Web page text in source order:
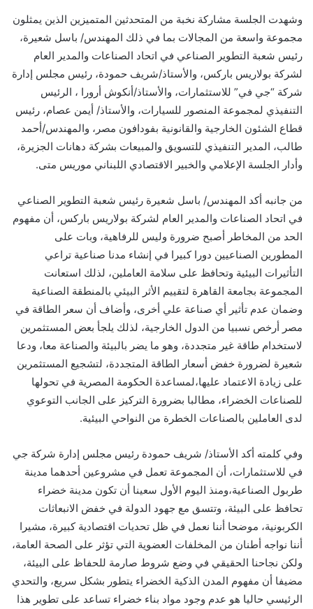
وشهدت الجلسة مشاركة نخبة من المتحدثين المتميزين الذين يمثلون
مجموعة واسعة من المجالات بما في ذلك المهندس/ باسل شعيرة،
رئيس شعبة التطوير الصناعي في اتحاد الصناعات والمدير العام
لشركة بولاريس باركس، والأستاذ/شريف حمودة، رئيس مجلس إدارة
شركة “جي في” للاستثمارات، والأستاذ/أنكوش أرورا ، الرئيس
التنفيذي لمجموعة المنصور للسيارات، والأستاذ/ أيمن عصام، رئيس
قطاع الشئون الخارجية والقانونية بفودافون مصر ، والمهندس/أحمد
طالب، المدير التنفيذي للتسويق والمبيعات بشركة دهانات الجزيرة،
وأدار الجلسة الإعلامي والخبير الاقتصادي اللبناني موريس متى.
من جانبه أكد المهندس/ باسل شعيرة رئيس شعبة التطوير الصناعي
في اتحاد الصناعات والمدير العام لشركة بولاريس باركس، أن مفهوم
الحد من المخاطر أصبح ضرورة وليس للرفاهية، وبات على
المطورين الصناعيين دورا كبيرا في إنشاء مدنا صناعية تراعي
التأثيرات البيئية وتحافظ على سلامة العاملين، لذلك استعانت
المجموعة بجامعة القاهرة لتقييم الثر البيئي بالمنطقة الصناعية
وضمان عدم تأثير أي صناعة علي أخرى، وأضاف أن سعر الطاقة في
مصر أرخص نسبيا من الدول الخارجية، لذلك يلجأ بعض المستثمرين
لاستخدام طاقة غير متجددة، وهو ما يضر بالبيئة والصناعة معا، ودعا
شعيرة لضرورة خفض أسعار الطاقة المتجددة، لتشجيع المستثمرين
على زيادة الاعتماد عليها،لمساعدة الحكومة المصرية في تحولها
للصناعات الخضراء، مطالبا بضرورة التركيز على الجانب التوعوي
لدى العاملين بالصناعات الخطرة من النواحي البيئية.
وفي كلمته أكد الأستاذ/ شريف حمودة رئيس مجلس إدارة شركة جي
في للاستثمارات، أن المجموعة تعمل في مشروعين أحدهما مدينة
طربول الصناعية،ومنذ اليوم الأول سعينا أن تكون مدينة خضراء
تحافظ على البيئة، وتتسق مع جهود الدولة في خفض الانبعاثات
الكربونية، موضحا أننا نعمل في ظل تحديات اقتصادية كبيرة، مشيرا
أننا نواجه أطنان من المخلفات العضوية التي تؤثر على الصحة العامة،
ولكن نجاحنا الحقيقي في وضع شروط صارمة للحفاظ على البيئة،
مضيفا أن مفهوم المدن الذكية الخضراء يتطور بشكل سريع، والتحدي
الرئيسي حاليا هو عدم وجود مواد بناء خضراء تساعد على تطوير هذا